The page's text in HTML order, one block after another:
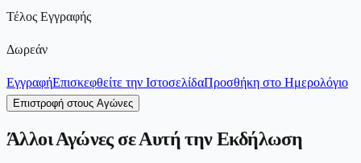
Τέλος Εγγραφής
Δωρεάν
ΕγγραφήΕπισκεφθείτε την ΙστοσελίδαΠροσθήκη στο Ημερολόγιο
Επιστροφή στους Αγώνες
Άλλοι Αγώνες σε Αυτή την Εκδήλωση